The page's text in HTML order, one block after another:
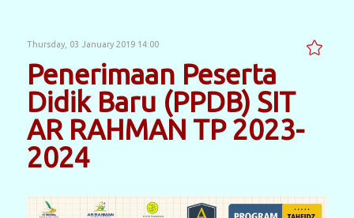
Thursday, 03 January 2019 14:00
Penerimaan Peserta
Didik Baru (PPDB) SIT
AR RAHMAN TP 2023-
2024